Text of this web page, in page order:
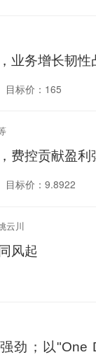
业务增长韧性
目标价：165
费控贡献盈利
目标价：9.8922
云川
风起
劲；以"One